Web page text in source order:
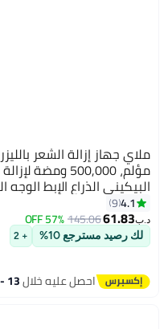
مؤلم، 500,000
HR)
4.1
9
د.ب‏61.83
145.06
57% OFF
لك رصيد مسترجع 10% + 2
احصل عليه خلال13 - 14 اغسطس